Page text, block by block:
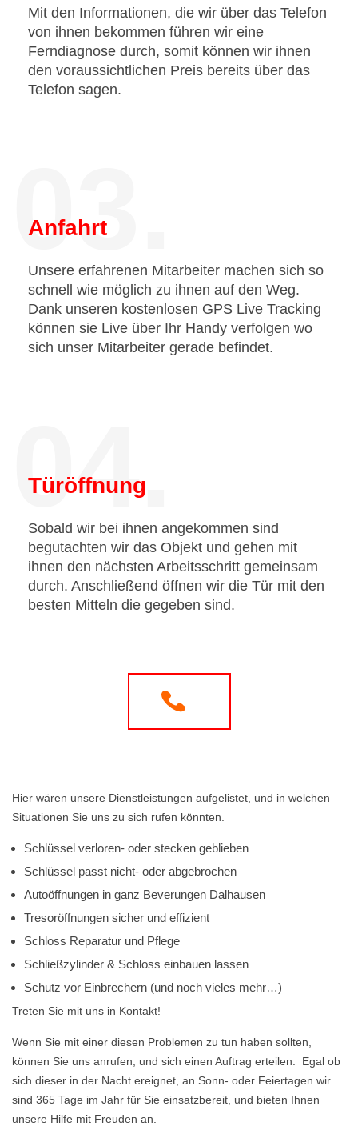
Mit den Informationen, die wir über das Telefon
von ihnen bekommen führen wir eine
Ferndiagnose durch, somit können wir ihnen
den voraussichtlichen Preis bereits über das
Telefon sagen.
03.
Anfahrt
Unsere erfahrenen Mitarbeiter machen sich so
schnell wie möglich zu ihnen auf den Weg.
Dank unseren kostenlosen GPS Live Tracking
können sie Live über Ihr Handy verfolgen wo
sich unser Mitarbeiter gerade befindet.
04.
Türöffnung
Sobald wir bei ihnen angekommen sind
begutachten wir das Objekt und gehen mit
ihnen den nächsten Arbeitsschritt gemeinsam
durch. Anschließend öffnen wir die Tür mit den
besten Mitteln die gegeben sind.
Hier wären unsere Dienstleistungen aufgelistet, und in welchen
Situationen Sie uns zu sich rufen könnten.
Schlüssel verloren- oder stecken geblieben
Schlüssel passt nicht- oder abgebrochen
Autoöffnungen in ganz Beverungen Dalhausen
Tresoröffnungen sicher und effizient
Schloss Reparatur und Pflege
Schließzylinder & Schloss einbauen lassen
Schutz vor Einbrechern (und noch vieles mehr…)
Treten Sie mit uns in Kontakt!
Wenn Sie mit einer diesen Problemen zu tun haben sollten,
können Sie uns anrufen, und sich einen Auftrag erteilen. Egal ob
sich dieser in der Nacht ereignet, an Sonn- oder Feiertagen wir
sind 365 Tage im Jahr für Sie einsatzbereit, und bieten Ihnen
unsere Hilfe mit Freuden an.